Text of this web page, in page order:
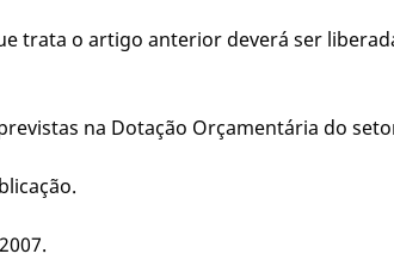
trata o artigo anterior deverá ser
na Dotação Orçamentária do